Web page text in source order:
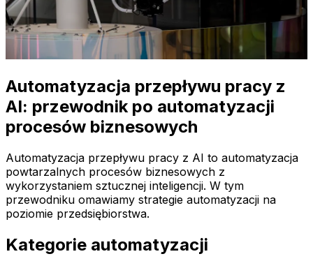
Automatyzacja przepływu pracy z
AI: przewodnik po automatyzacji
procesów biznesowych
Automatyzacja przepływu pracy z AI to automatyzacja
powtarzalnych procesów biznesowych z
wykorzystaniem sztucznej inteligencji. W tym
przewodniku omawiamy strategie automatyzacji na
poziomie przedsiębiorstwa.
Kategorie automatyzacji